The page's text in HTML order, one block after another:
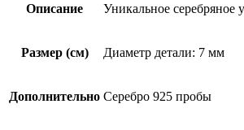
Описание Уникальное серебряное
Размер (см) Диаметр детали: 7 мм
Дополнительно Серебро 925 пробы